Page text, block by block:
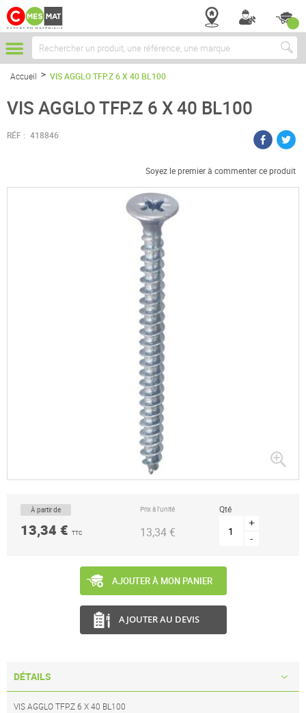
Chercher
Accueil VIS AGGLO TFP.Z 6 X 40 BL100
VIS AGGLO TFP.Z 6 X 40 BL100
RÉF : 418846
Soyez le premier à commenter ce produit
Passer
Passer
d’images
À partir de
13,34 € TTC
Prix à l’unité
13,34 €
Qté
+
-
AJOUTER À MON PANIER
AJOUTER AU DEVIS
DÉTAILS
VIS AGGLO TFP.Z 6 X 40 BL100